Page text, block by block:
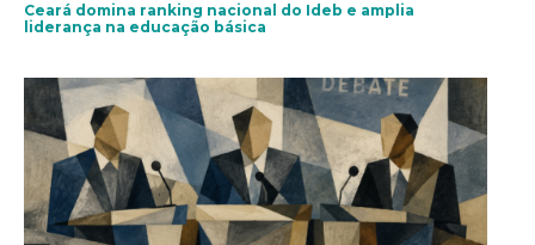
Ceará domina ranking nacional do Ideb e amplia
liderança na educação básica